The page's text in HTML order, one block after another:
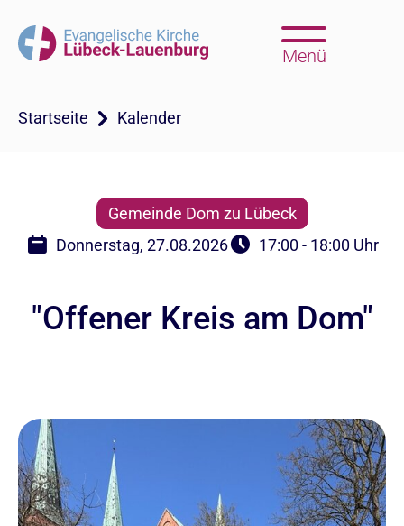
Menü
Startseite Kalender
Gemeinde Dom zu Lübeck
Donnerstag, 27.08.2026
17:00 - 18:00 Uhr
"Offener Kreis am Dom"